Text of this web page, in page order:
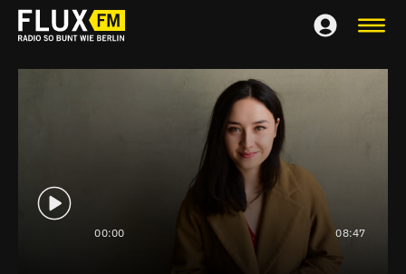
00:00 08:47